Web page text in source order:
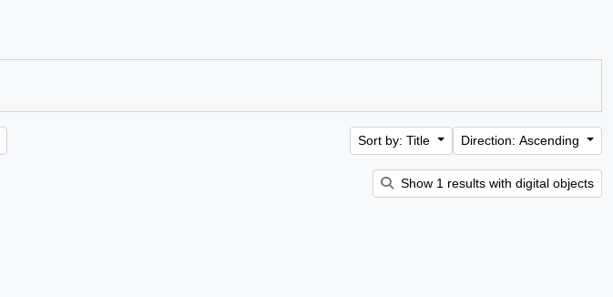
Sort by: Title Direction: Ascending
Show 1 results with digital objects